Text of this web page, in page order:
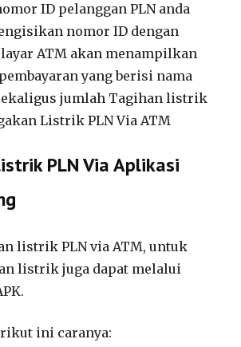
ID pelanggan PLN anda
nomor ID dengan
ATM akan menampilkan
yang berisi nama
jumlah Tagihan listrik
PLN Via Aplikasi
listrik PLN via ATM, untuk
listrik juga dapat melalui
ini caranya: